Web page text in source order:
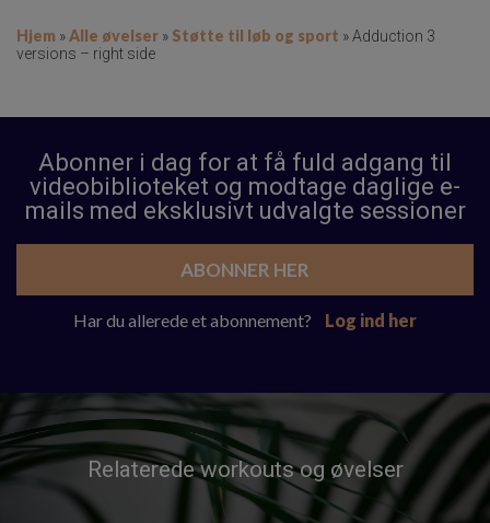
Hjem »Alle øvelser » Støtte til løb og sport »Adduction 3
versions – right side
Abonner i dag for at få fuld adgang til
videobiblioteket og modtage daglige e-
mails med eksklusivt udvalgte sessioner
ABONNER HER
Har du allerede et abonnement? Log ind her
Relaterede workouts og øvelser